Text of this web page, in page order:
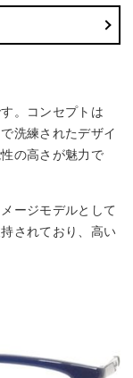
。コンセプトは
洗練されたデザイ
の高さが魅力で
ージモデルとして
されており、高い